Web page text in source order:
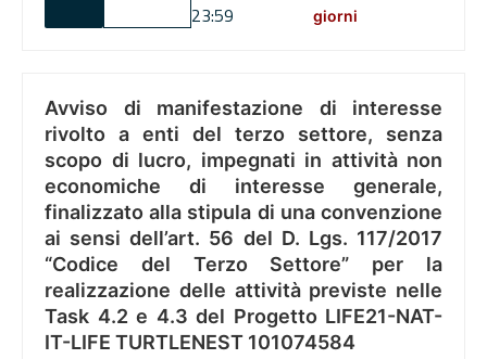
23:59
giorni
Avviso di manifestazione di interesse
rivolto a enti del terzo settore, senza
scopo di lucro, impegnati in attività non
economiche di interesse generale,
finalizzato alla stipula di una convenzione
ai sensi dell’art. 56 del D. Lgs. 117/2017
“Codice del Terzo Settore” per la
realizzazione delle attività previste nelle
Task 4.2 e 4.3 del Progetto LIFE21-NAT-
IT-LIFE TURTLENEST 101074584